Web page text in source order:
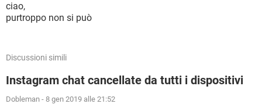
ciao,
purtroppo non si può
Discussioni simili
Instagram chat cancellate da tutti i dispositivi
Dobleman - 8 gen 2019 alle 21:52